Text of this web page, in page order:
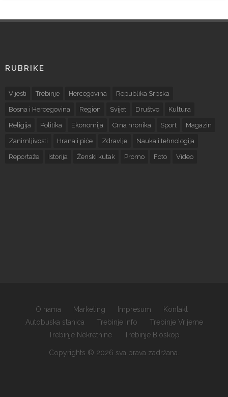
RUBRIKE
Vijesti Trebinje Hercegovina Republika Srpska
Bosna i Hercegovina Region Svijet Društvo Kultura
Religija Politika Ekonomija Crna hronika Sport Magazin
Zanimljivosti Hrana i piće Zdravlje Nauka i tehnologija
Reportaže Istorija Ženski kutak Promo Foto Video
O nama Marketing Impresum
Kontakt
Autobuska stanica
Trebinje Info
Trebinje Vrijeme
Trebinje Nekretnine
Trebinje Bioskop
Copyrights © 2026 sva prava zadržana.